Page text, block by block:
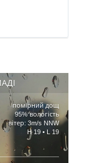
помірний дощ
95% вологість
вітер: 3m/s NNW
H 19 • L 19